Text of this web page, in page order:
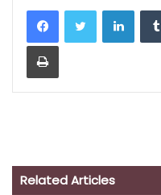
Print
Related Articles